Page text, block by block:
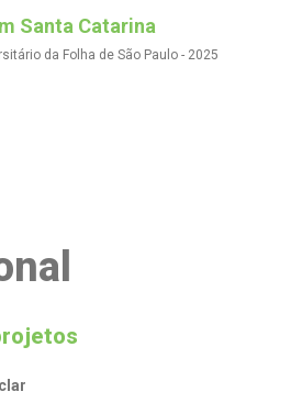
Santa Catarina
da Folha de São Paulo - 2025